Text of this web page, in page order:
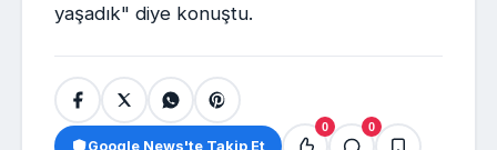
yaşadık" diye konuştu.
Google News'te Takip Et
0 0